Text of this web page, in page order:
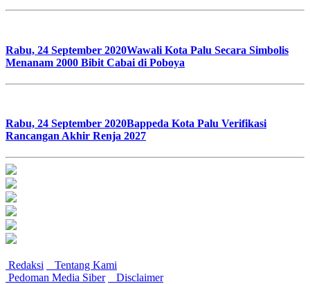
Rabu, 24 September 2020Wawali Kota Palu Secara Simbolis
Menanam 2000 Bibit Cabai di Poboya
Rabu, 24 September 2020Bappeda Kota Palu Verifikasi
Rancangan Akhir Renja 2027
Redaksi
Tentang Kami
Pedoman Media Siber
Disclaimer